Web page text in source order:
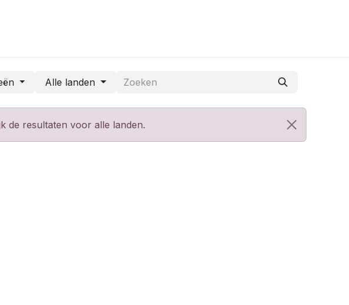
Alle landen
de resultaten voor alle landen.